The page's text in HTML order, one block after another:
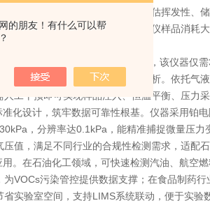
的朋友！有什么可以帮
，液体样品的蒸气压数据是评估挥发性、
准化的核心优势，突破传统测定仪样品消耗
核心竞争力。相较于传统设备，该仪器仅
有试剂、高挥发性易燃样品的分析。依托气
工干预即可实现样品注入、恒温平衡、压力
化设计，筑牢数据可靠性根基。仪器采用铂
，分辨率达0.1kPa，能精准捕捉微量压
值，满足不同行业的合规性检测需求，适配
在石油化工领域，可快速检测汽油、航空
VOCs污染管控提供数据支撑；在食品制药
实验室空间，支持LIMS系统联动，便于实验